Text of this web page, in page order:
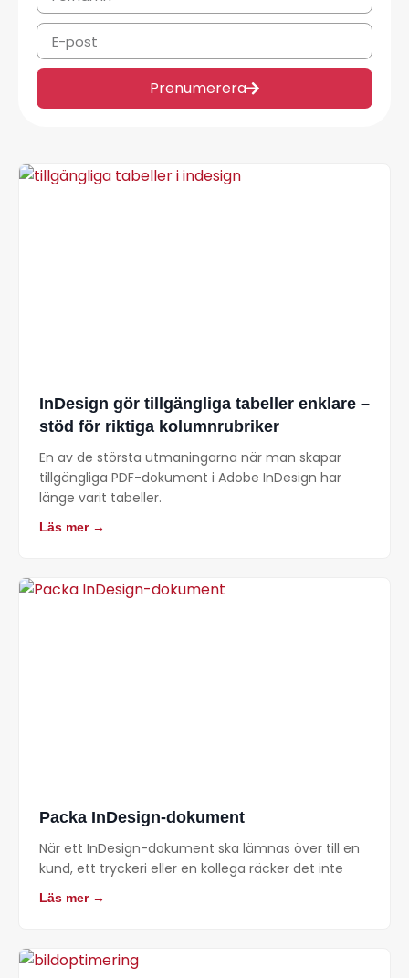
Prenumerera
InDesign gör tillgängliga tabeller enklare –
stöd för riktiga kolumnrubriker
En av de största utmaningarna när man skapar
tillgängliga PDF-dokument i Adobe InDesign har
länge varit tabeller.
Läs mer →
Packa InDesign-dokument
När ett InDesign-dokument ska lämnas över till en
kund, ett tryckeri eller en kollega räcker det inte
Läs mer →